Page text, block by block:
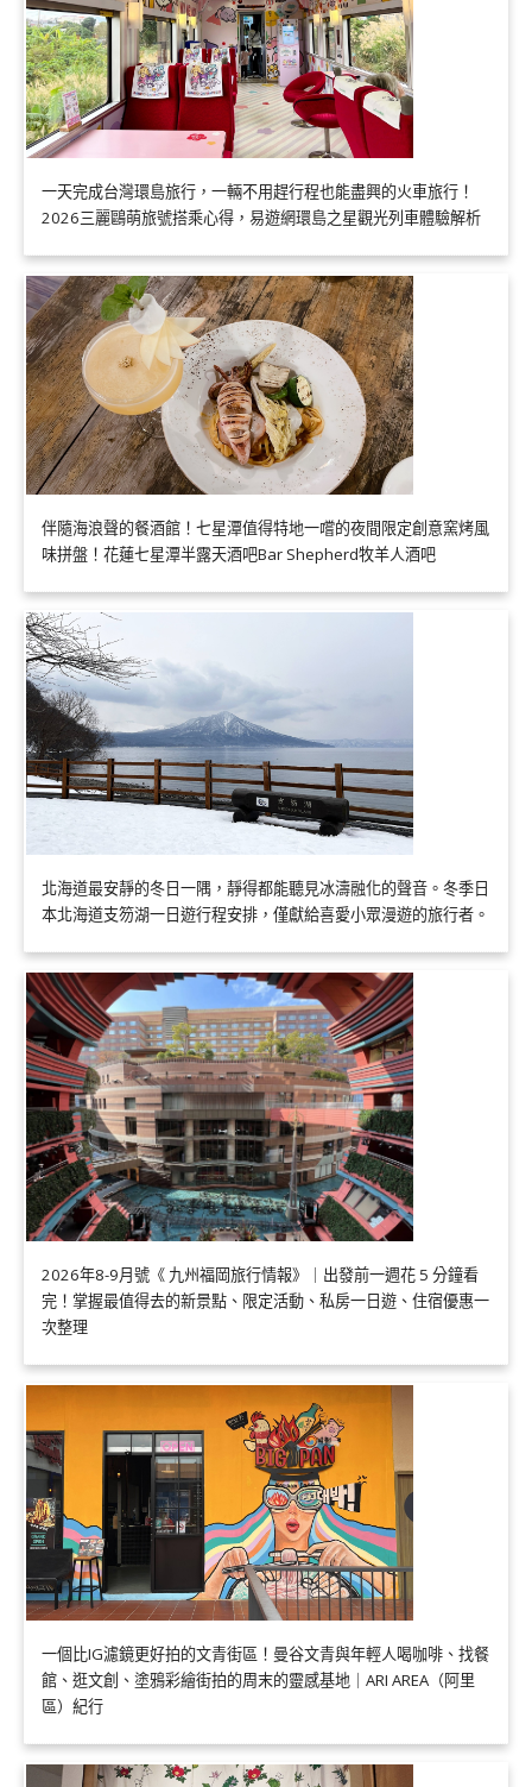
一天完成台灣環島旅行，一輛不用趕行程也能盡興的火車旅行！
2026三麗鷗萌旅號搭乘心得，易遊網環島之星觀光列車體驗解析
伴隨海浪聲的餐酒館！七星潭值得特地一嚐的夜間限定創意窯烤風
味拼盤！花蓮七星潭半露天酒吧Bar Shepherd牧羊人酒吧
北海道最安靜的冬日一隅，靜得都能聽見冰濤融化的聲音。冬季日
本北海道支笏湖一日遊行程安排，僅獻給喜愛小眾漫遊的旅行者。
2026年8-9月號《 九州福岡旅行情報》｜出發前一週花 5 分鐘看
完！掌握最值得去的新景點、限定活動、私房一日遊、住宿優惠一
次整理
一個比IG濾鏡更好拍的文青街區！曼谷文青與年輕人喝咖啡、找餐
館、逛文創、塗鴉彩繪街拍的周末的靈感基地｜ARI AREA（阿里
區）紀行